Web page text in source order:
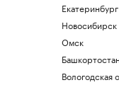
не нужны
Екатеринбург
Новосибирск
Омск
Башкортостан
Вологодская